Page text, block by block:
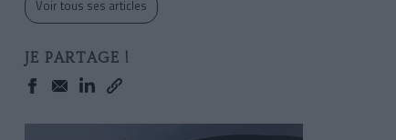
Voir tous ses articles
JE PARTAGE !